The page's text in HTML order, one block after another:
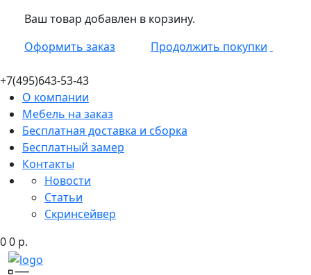
Ваш товар добавлен в корзину.
Оформить заказ
Продолжить покупки
+7(495)643-53-43
О компании
Мебель на заказ
Бесплатная доставка и сборка
Бесплатный замер
Контакты
Новости
Статьи
Скринсейвер
00 р.